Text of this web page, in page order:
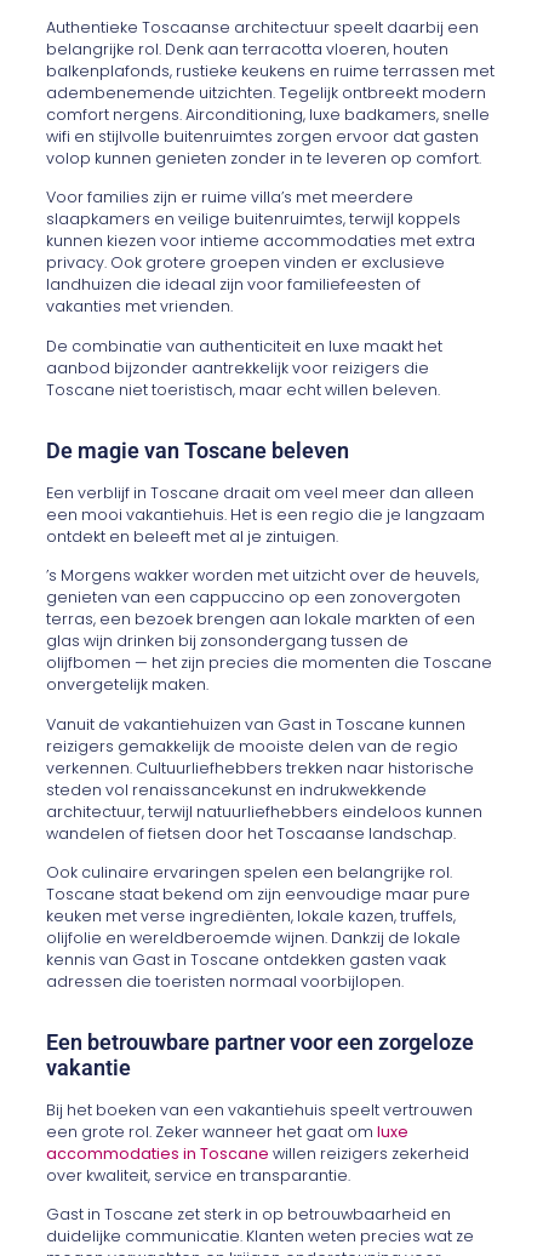
Authentieke Toscaanse architectuur speelt daarbij een
belangrijke rol. Denk aan terracotta vloeren, houten
balkenplafonds, rustieke keukens en ruime terrassen met
adembenemende uitzichten. Tegelijk ontbreekt modern
comfort nergens. Airconditioning, luxe badkamers, snelle
wifi en stijlvolle buitenruimtes zorgen ervoor dat gasten
volop kunnen genieten zonder in te leveren op comfort.
Voor families zijn er ruime villa’s met meerdere
slaapkamers en veilige buitenruimtes, terwijl koppels
kunnen kiezen voor intieme accommodaties met extra
privacy. Ook grotere groepen vinden er exclusieve
landhuizen die ideaal zijn voor familiefeesten of
vakanties met vrienden.
De combinatie van authenticiteit en luxe maakt het
aanbod bijzonder aantrekkelijk voor reizigers die
Toscane niet toeristisch, maar echt willen beleven.
De magie van Toscane beleven
Een verblijf in Toscane draait om veel meer dan alleen
een mooi vakantiehuis. Het is een regio die je langzaam
ontdekt en beleeft met al je zintuigen.
’s Morgens wakker worden met uitzicht over de heuvels,
genieten van een cappuccino op een zonovergoten
terras, een bezoek brengen aan lokale markten of een
glas wijn drinken bij zonsondergang tussen de
olijfbomen — het zijn precies die momenten die Toscane
onvergetelijk maken.
Vanuit de vakantiehuizen van Gast in Toscane kunnen
reizigers gemakkelijk de mooiste delen van de regio
verkennen. Cultuurliefhebbers trekken naar historische
steden vol renaissancekunst en indrukwekkende
architectuur, terwijl natuurliefhebbers eindeloos kunnen
wandelen of fietsen door het Toscaanse landschap.
Ook culinaire ervaringen spelen een belangrijke rol.
Toscane staat bekend om zijn eenvoudige maar pure
keuken met verse ingrediënten, lokale kazen, truffels,
olijfolie en wereldberoemde wijnen. Dankzij de lokale
kennis van Gast in Toscane ontdekken gasten vaak
adressen die toeristen normaal voorbijlopen.
Een betrouwbare partner voor een zorgeloze
vakantie
Bij het boeken van een vakantiehuis speelt vertrouwen
een grote rol. Zeker wanneer het gaat omluxe
accommodaties in Toscane willen reizigers zekerheid
over kwaliteit, service en transparantie.
Gast in Toscane zet sterk in op betrouwbaarheid en
duidelijke communicatie. Klanten weten precies wat ze